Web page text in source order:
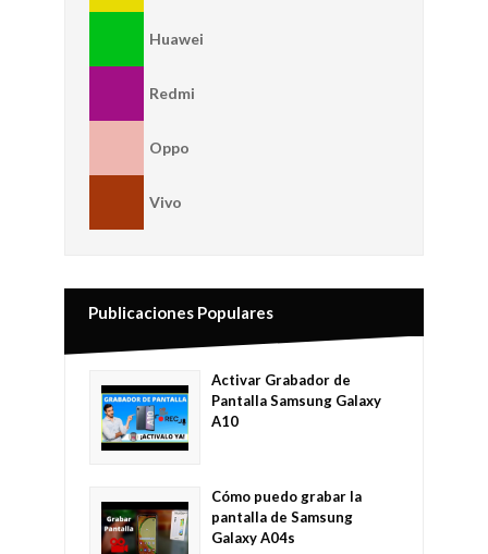
Huawei
Redmi
Oppo
Vivo
Publicaciones Populares
Activar Grabador de
Pantalla Samsung Galaxy
A10
Cómo puedo grabar la
pantalla de Samsung
Galaxy A04s